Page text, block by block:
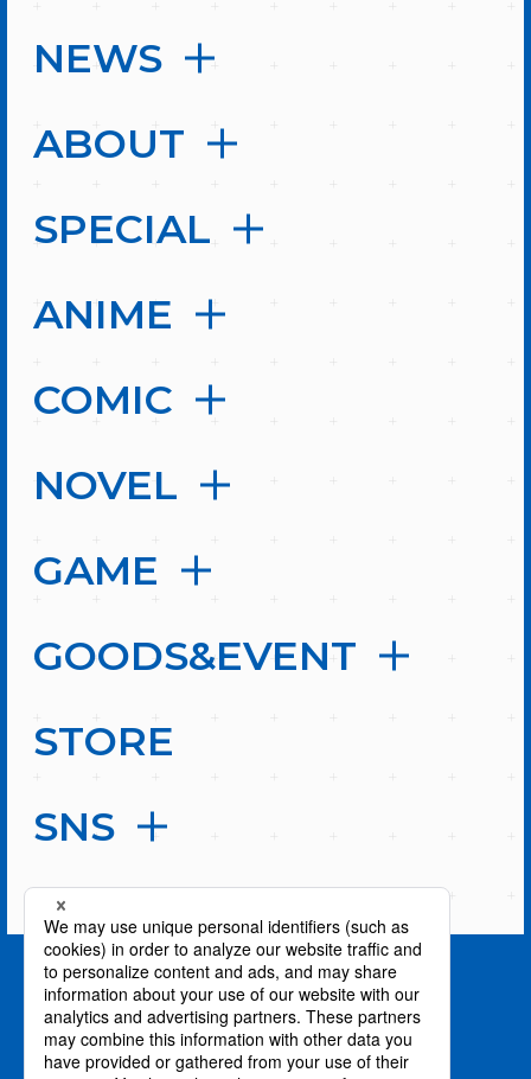
NEWS
ABOUT
SPECIAL
ANIME
COMIC
NOVEL
GAME
GOODS&EVENT
STORE
SNS
PAGE TOP